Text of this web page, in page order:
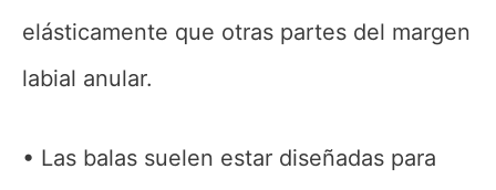
elásticamente que otras partes del margen
labial anular.
Las balas suelen estar diseñadas para